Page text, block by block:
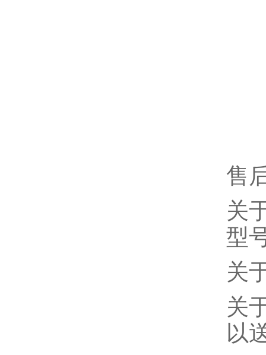
售
关
型
关
关
以